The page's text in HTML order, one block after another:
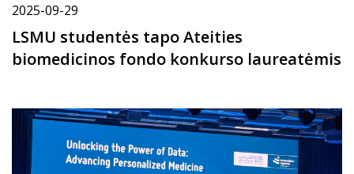
2025-09-29
LSMU studentės tapo Ateities
biomedicinos fondo konkurso laureatėmis